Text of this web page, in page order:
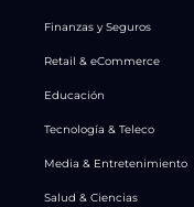
Finanzas y Seguros
Retail & eCommerce
Educación
Tecnología & Teleco
Media & Entretenimiento
Salud & Ciencias